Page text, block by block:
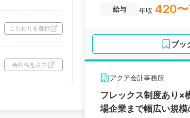
こだわりを選択
会社名を入力
給与 年収 420
ブッ
アクア会計事務所
フレックス制度あり×
場企業まで幅広い規